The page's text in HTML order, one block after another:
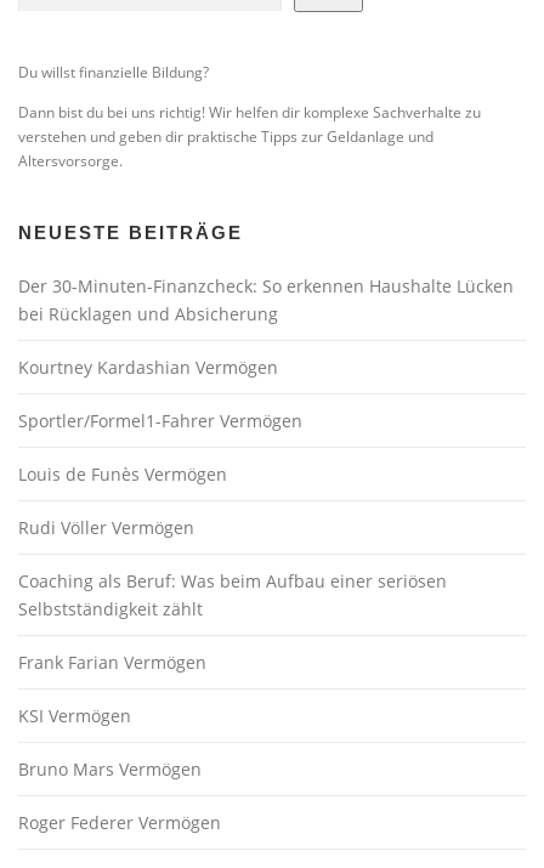
Du willst finanzielle Bildung?
Dann bist du bei uns richtig! Wir helfen dir komplexe Sachverhalte zu
verstehen und geben dir praktische Tipps zur Geldanlage und
Altersvorsorge.
NEUESTE BEITRÄGE
Der 30-Minuten-Finanzcheck: So erkennen Haushalte Lücken
bei Rücklagen und Absicherung
Kourtney Kardashian Vermögen
Sportler/Formel1-Fahrer Vermögen
Louis de Funès Vermögen
Rudi Völler Vermögen
Coaching als Beruf: Was beim Aufbau einer seriösen
Selbstständigkeit zählt
Frank Farian Vermögen
KSI Vermögen
Bruno Mars Vermögen
Roger Federer Vermögen